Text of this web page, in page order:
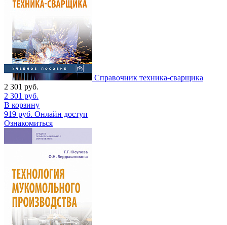
Справочник техника-сварщика
2 301 руб.
2 301 руб.
В корзину
919 руб. Онлайн доступ
Ознакомиться